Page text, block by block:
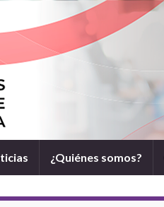
¿Quiénes somos?